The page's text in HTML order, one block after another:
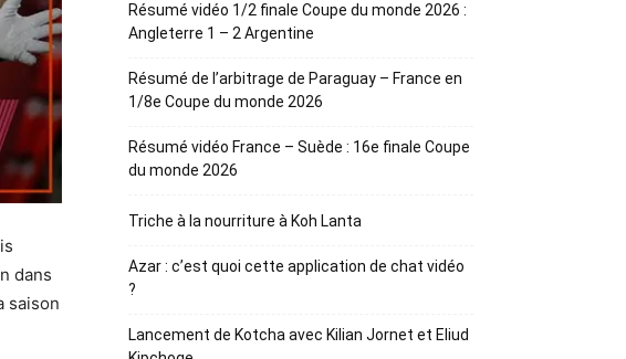
dans
saison
Résumé vidéo 1/2 finale Coupe du monde 2026 :
Angleterre 1 – 2 Argentine
Résumé de l’arbitrage de Paraguay – France en
1/8e Coupe du monde 2026
Résumé vidéo France – Suède : 16e finale Coupe
du monde 2026
Triche à la nourriture à Koh Lanta
Azar : c’est quoi cette application de chat vidéo
?
Lancement de Kotcha avec Kilian Jornet et Eliud